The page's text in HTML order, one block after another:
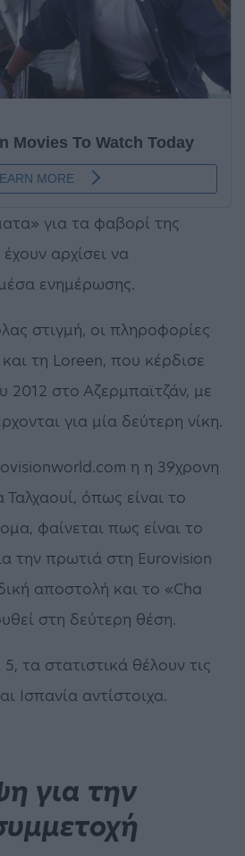
για τα φαβορί της
έχουν αρχίσει να
ενημέρωσης.
στιγμή, οι πληροφορίες
τη Loreen, που κέρδισε
2012 στο Αζερμπαϊτζάν, με
για μία δεύτερη νίκη.
η η 39χρονη
όπως είναι το
φαίνεται πως είναι το
την πρωτιά στη Eurovision
αποστολή και το «Cha
στη δεύτερη θέση.
5, τα στατιστικά θέλουν τις
Ισπανία αντίστοιχα.
για την